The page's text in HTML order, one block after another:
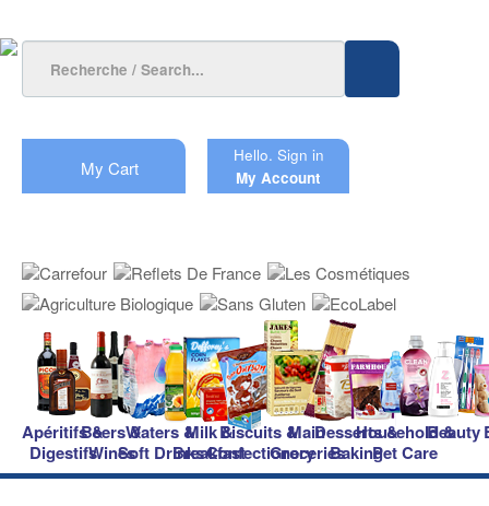
My Cart
Hello. Sign in
My Account
Apéritifs &
Digestifs
Beers &
Wines
Waters &
Soft Drinks
Milk &
Breakfast
Biscuits &
Confectionery
Main
Groceries
Desserts &
Baking
Household &
Pet Care
Beauty